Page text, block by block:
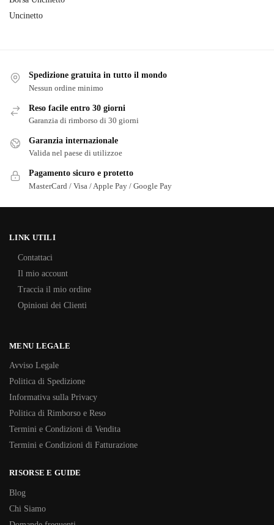
Uncinetto
Spedizione gratuita in tutto il mondo
Nessun ordine minimo
Reso facile entro 30 giorni
Garanzia di rimborso di 30 giorni
Garanzia internazionale
Valida nel paese di utilizzoe
Pagamento sicuro e protetto
MasterCard / Visa / Apple Pay / Google Pay
LINK UTILI
Contattaci
Il mio account
Traccia il mio ordine
Opinioni dei Clienti
MENU LEGALE
Avviso Legale
Politica di Spedizione
Informativa sulla Privacy
Politica di Rimborso e Reso
Termini e Condizioni di Vendita
Termini e Condizioni di Fatturazione
RISORSE E GUIDE
Blog
Chi Siamo